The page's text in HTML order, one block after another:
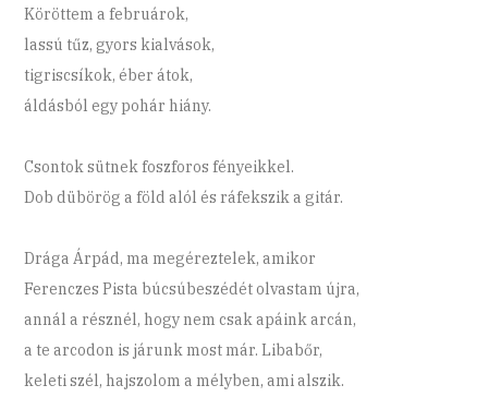
Köröttem a februárok,
lassú tűz, gyors kialvások,
tigriscsíkok, éber átok,
áldásból egy pohár hiány.
Csontok sütnek foszforos fényeikkel.
Dob dübörög a föld alól és ráfekszik a gitár.
Drága Árpád, ma megéreztelek, amikor
Ferenczes Pista búcsúbeszédét olvastam újra,
annál a résznél, hogy nem csak apáink arcán,
a te arcodon is járunk most már. Libabőr,
keleti szél, hajszolom a mélyben, ami alszik.